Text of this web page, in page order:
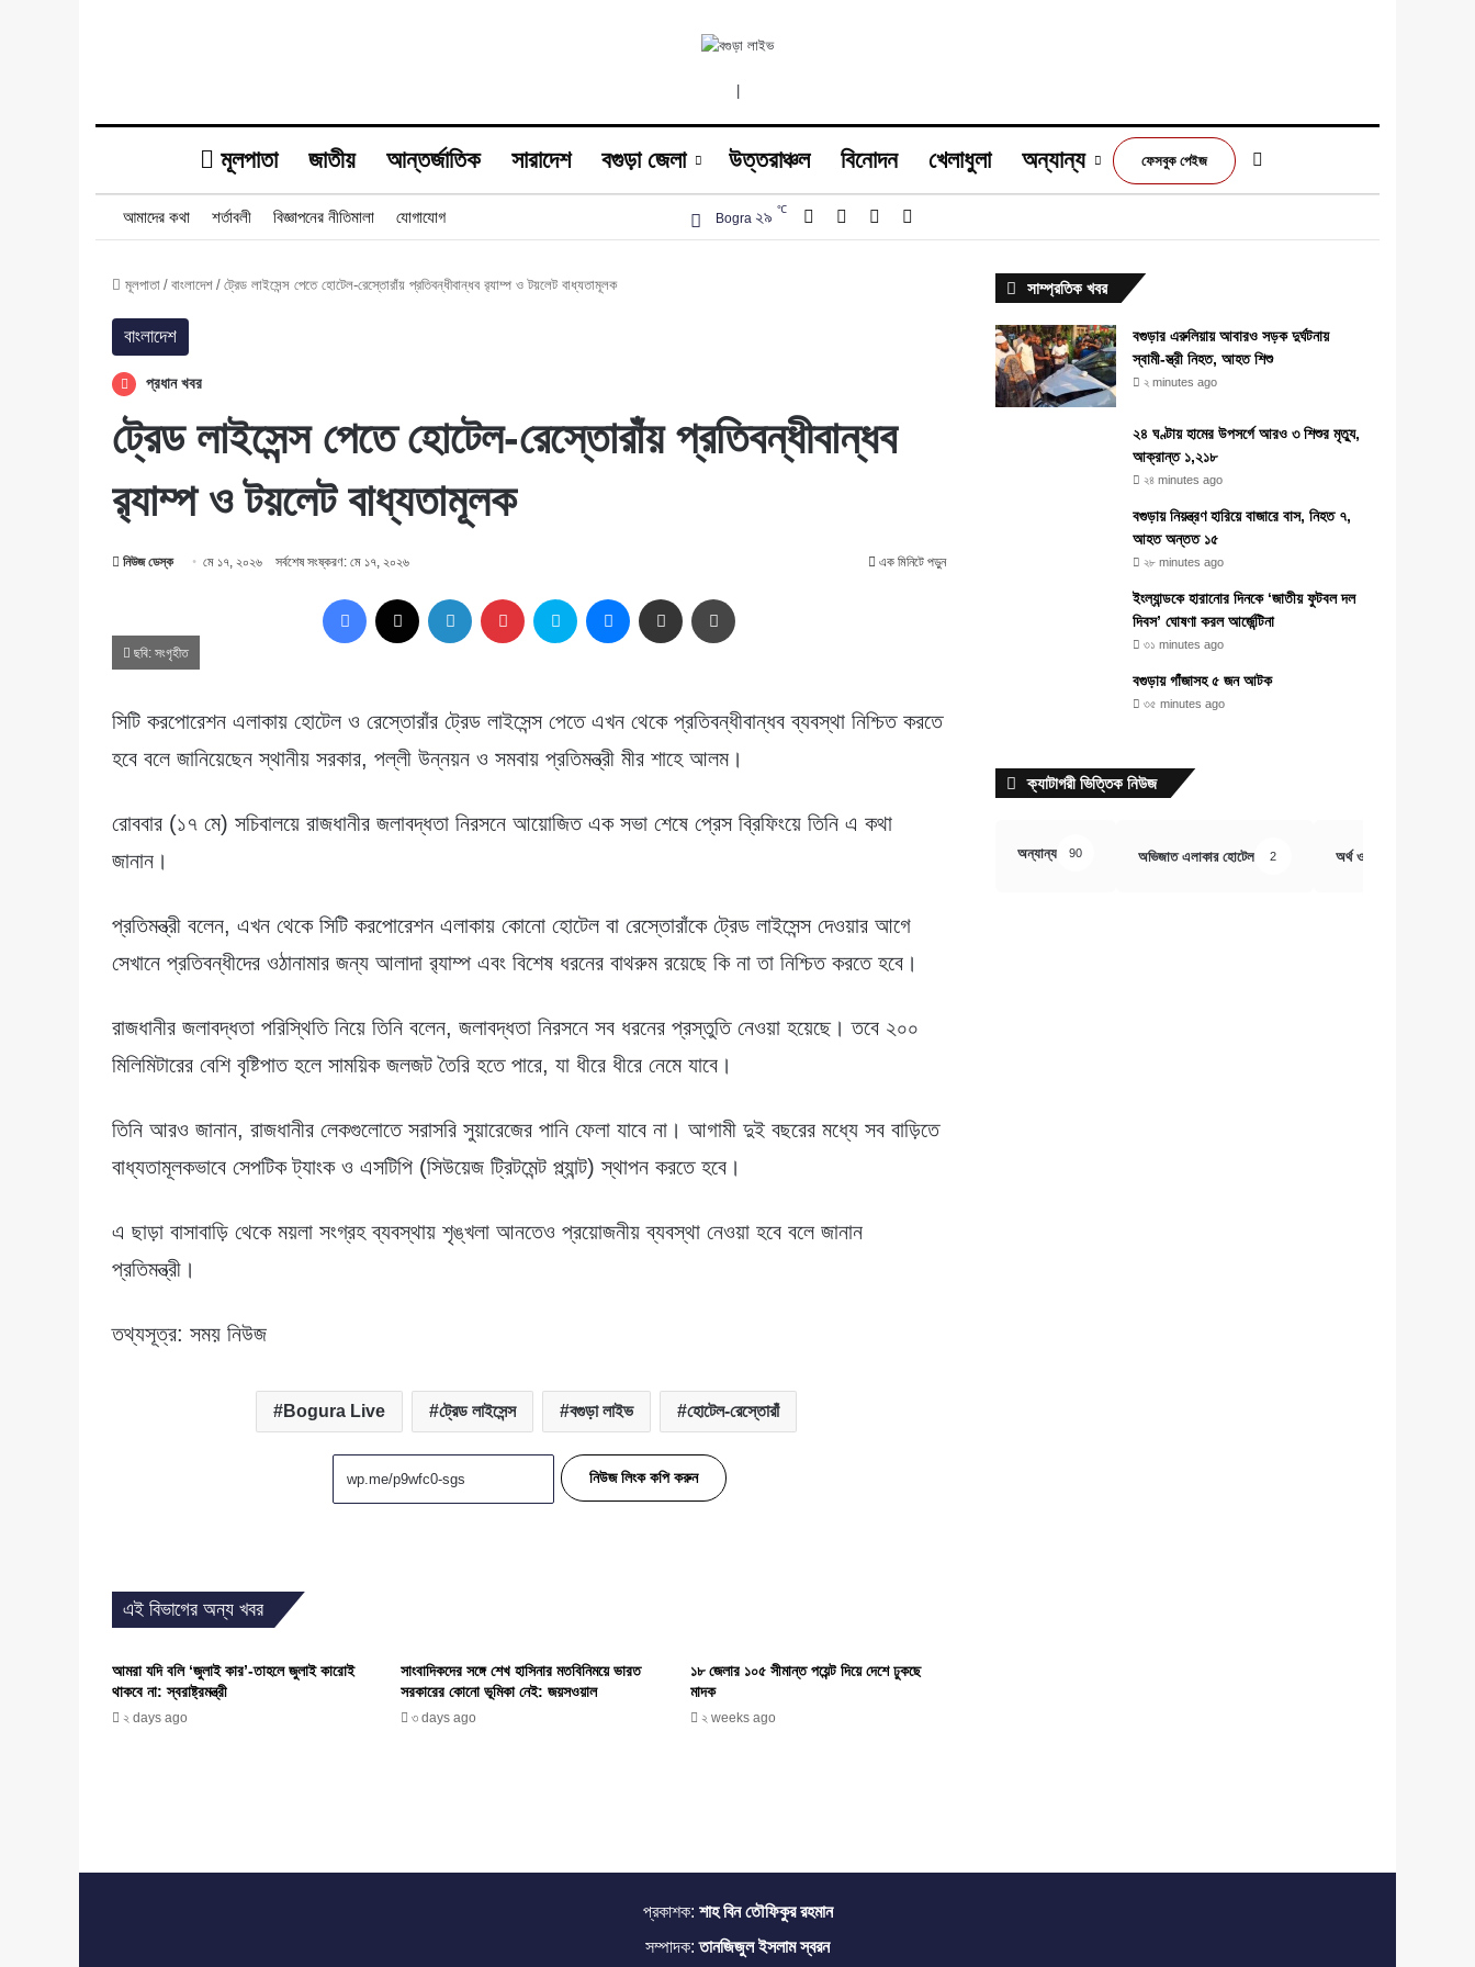
মূলপাতা জাতীয় আন্তর্জাতিক সারাদেশ বগুড়া জেলা উত্তরাঞ্চল বিনোদন খেলাধুলা অন্যান্য ফেসবুক পেইজ
আমাদের কথা শর্তাবলী বিজ্ঞাপনের নীতিমালা যোগাযোগ Bogra ২৯ ℃ Facebook YouTube
মূলপাতা / বাংলাদেশ / ট্রেড লাইসেন্স পেতে হোটেল-রেস্তোরাঁয় প্রতিবন্ধীবান্ধব র‌্যাম্প ও টয়লেট বাধ্যতামূলক
বাংলাদেশ
প্রধান খবর
ট্রেড লাইসেন্স পেতে হোটেল-রেস্তোরাঁয় প্রতিবন্ধীবান্ধব
র‌্যাম্প ও টয়লেট বাধ্যতামূলক
নিউজ ডেস্ক মে ১৭, ২০২৬ সর্বশেষ সংষ্করণ: মে ১৭, ২০২৬ এক মিনিটে পড়ুন
Facebook LinkedIn Pinterest Skype MessengerShare via Email
ছবি: সংগৃহীত
সিটি করপোরেশন এলাকায় হোটেল ও রেস্তোরাঁর ট্রেড লাইসেন্স পেতে এখন থেকে প্রতিবন্ধীবান্ধব ব্যবস্থা নিশ্চিত করতে
হবে বলে জানিয়েছেন স্থানীয় সরকার, পল্লী উন্নয়ন ও সমবায় প্রতিমন্ত্রী মীর শাহে আলম।
রোববার (১৭ মে) সচিবালয়ে রাজধানীর জলাবদ্ধতা নিরসনে আয়োজিত এক সভা শেষে প্রেস ব্রিফিংয়ে তিনি এ কথা
জানান।
প্রতিমন্ত্রী বলেন, এখন থেকে সিটি করপোরেশন এলাকায় কোনো হোটেল বা রেস্তোরাঁকে ট্রেড লাইসেন্স দেওয়ার আগে
সেখানে প্রতিবন্ধীদের ওঠানামার জন্য আলাদা র‌্যাম্প এবং বিশেষ ধরনের বাথরুম রয়েছে কি না তা নিশ্চিত করতে হবে।
রাজধানীর জলাবদ্ধতা পরিস্থিতি নিয়ে তিনি বলেন, জলাবদ্ধতা নিরসনে সব ধরনের প্রস্তুতি নেওয়া হয়েছে। তবে ২০০
মিলিমিটারের বেশি বৃষ্টিপাত হলে সাময়িক জলজট তৈরি হতে পারে, যা ধীরে ধীরে নেমে যাবে।
তিনি আরও জানান, রাজধানীর লেকগুলোতে সরাসরি সুয়ারেজের পানি ফেলা যাবে না। আগামী দুই বছরের মধ্যে সব বাড়িতে
বাধ্যতামূলকভাবে সেপটিক ট্যাংক ও এসটিপি (সিউয়েজ ট্রিটমেন্ট প্ল্যান্ট) স্থাপন করতে হবে।
এ ছাড়া বাসাবাড়ি থেকে ময়লা সংগ্রহ ব্যবস্থায় শৃঙ্খলা আনতেও প্রয়োজনীয় ব্যবস্থা নেওয়া হবে বলে জানান
প্রতিমন্ত্রী।
তথ্যসূত্র: সময় নিউজ
Bogura Live ট্রেড লাইসেন্স বগুড়া লাইভ হোটেল-রেস্তোরাঁ
নিউজ লিংক কপি করুন
এই বিভাগের অন্য খবর
আমরা যদি বলি ‘জুলাই কার’-তাহলে জুলাই কারোই
থাকবে না: স্বরাষ্ট্রমন্ত্রী
২ days ago
সাংবাদিকদের সঙ্গে শেখ হাসিনার মতবিনিময়ে ভারত
সরকারের কোনো ভূমিকা নেই: জয়সওয়াল
৩ days ago
১৮ জেলার ১০৫ সীমান্ত পয়েন্ট দিয়ে দেশে ঢুকছে
মাদক
২ weeks ago
সাম্প্রতিক খবর
বগুড়ার এরুলিয়ায় আবারও সড়ক দুর্ঘটনায়
স্বামী-স্ত্রী নিহত, আহত শিশু
২ minutes ago
২৪ ঘণ্টায় হামের উপসর্গে আরও ৩ শিশুর মৃত্যু,
আক্রান্ত ১,২১৮
২৪ minutes ago
বগুড়ায় নিয়ন্ত্রণ হারিয়ে বাজারে বাস, নিহত ৭,
আহত অন্তত ১৫
২৮ minutes ago
ইংল্যান্ডকে হারানোর দিনকে ‘জাতীয় ফুটবল দল
দিবস’ ঘোষণা করল আর্জেন্টিনা
৩১ minutes ago
বগুড়ায় গাঁজাসহ ৫ জন আটক
৩৫ minutes ago
ক্যাটাগরী ভিত্তিক নিউজ
অন্যান্য 90 অভিজাত এলাকার হোটেল 2 অর্থ ও বানিজ্য
প্রকাশক: শাহ বিন তৌফিকুর রহমান
সম্পাদক:তানজিজুল ইসলাম স্বরন